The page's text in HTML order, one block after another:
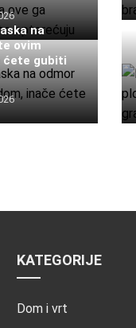
na
ovim
ćete gubiti
KATEGORIJE
Dom i vrt